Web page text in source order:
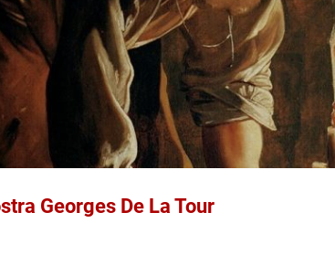
Georges De La Tour